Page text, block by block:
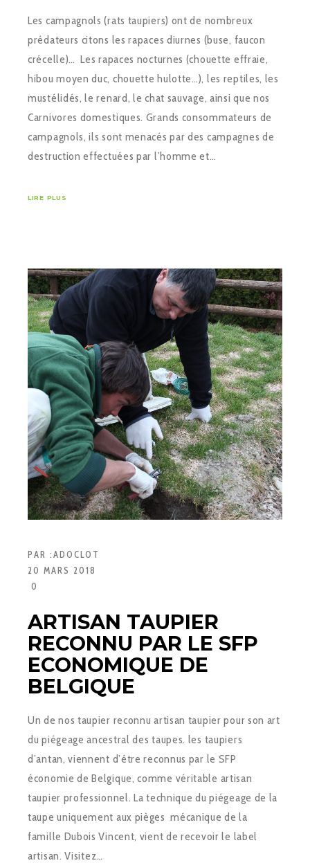
Les campagnols (rats taupiers) ont de nombreux
prédateurs citons les rapaces diurnes (buse, faucon
crécelle)… Les rapaces nocturnes (chouette effraie,
hibou moyen duc, chouette hulotte…), les reptiles, les
mustélidés, le renard, le chat sauvage, ainsi que nos
Carnivores domestiques. Grands consommateurs de
campagnols, ils sont menacés par des campagnes de
destruction effectuées par l’homme et…
LIRE PLUS
PAR :ADOCLOT
20 MARS 2018
0
ARTISAN TAUPIER
RECONNU PAR LE SFP
ECONOMIQUE DE
BELGIQUE
Un de nos taupier reconnu artisan taupier pour son art
du piégeage ancestral des taupes. les taupiers
d’antan, viennent d’être reconnus par le SFP
économie de Belgique, comme véritable artisan
taupier professionnel. La technique du piégeage de la
taupe uniquement aux pièges mécanique de la
famille Dubois Vincent, vient de recevoir le label
artisan. Visitez…